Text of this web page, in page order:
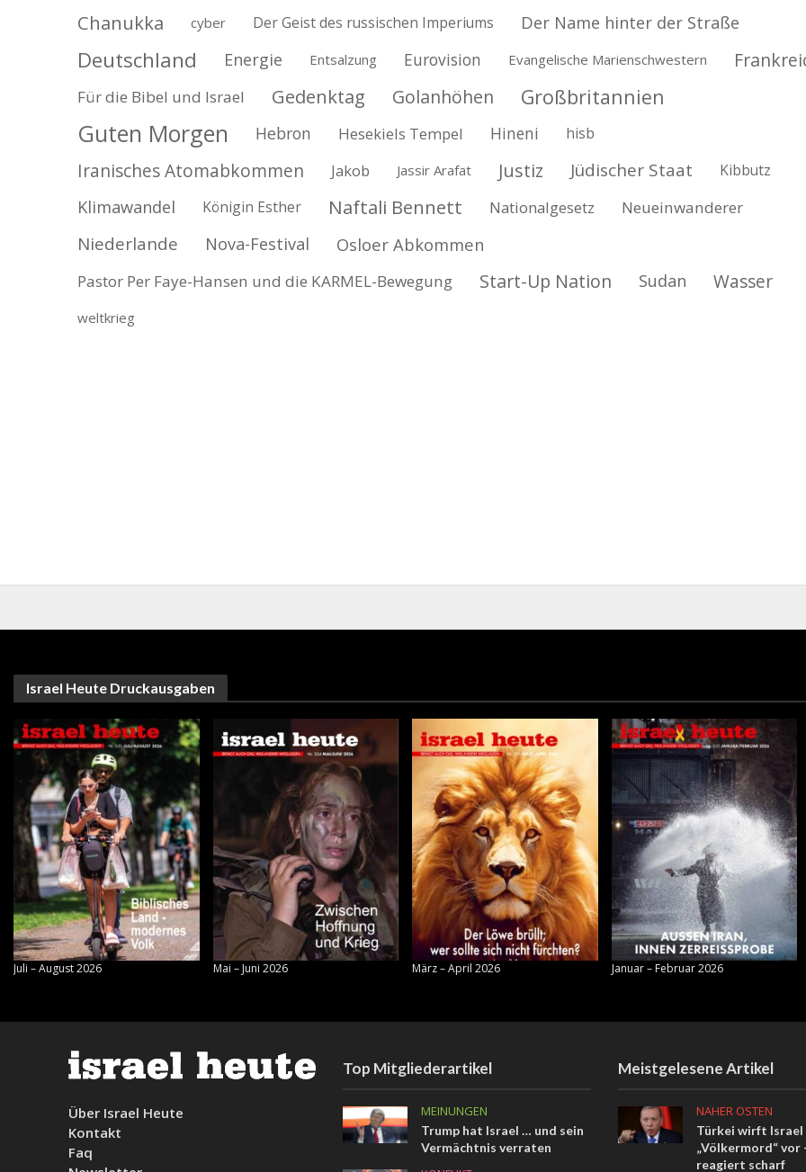
Chanukka cyber Der Geist des russischen Imperiums Der Name hinter der Straße
Deutschland Energie Entsalzung Eurovision Evangelische Marienschwestern
Für die Bibel und Israel Gedenktag Golanhöhen Großbritannien
Guten Morgen Hebron Hesekiels Tempel Hineni hisb
Iranisches Atomabkommen Jakob Jassir Arafat Justiz Jüdischer Staat Kibbutz
Klimawandel Königin Esther Naftali Bennett Nationalgesetz Neueinwanderer
Niederlande Nova-Festival Osloer Abkommen
Pastor Per Faye-Hansen und die KARMEL-Bewegung Start-Up Nation Sudan Wasser
weltkrieg
Israel Heute Druckausgaben
Juli – August 2026 Mai – Juni 2026 März – April 2026 Januar – Februar 2026
Über Israel Heute
Kontakt
Faq
Top Mitgliederartikel
MEINUNGEN
Trump hat Israel … und sein
Vermächtnis verraten
Meistgelesene Artikel
NAHER OSTEN
Türkei wirft Israel
„Völkermord“ vor
reagiert scharf